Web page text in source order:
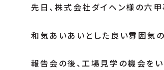
先日、株式会社ダイヘン様の六
和気あいあいとした良い雰囲気
報告会の後、工場見学の機会をい